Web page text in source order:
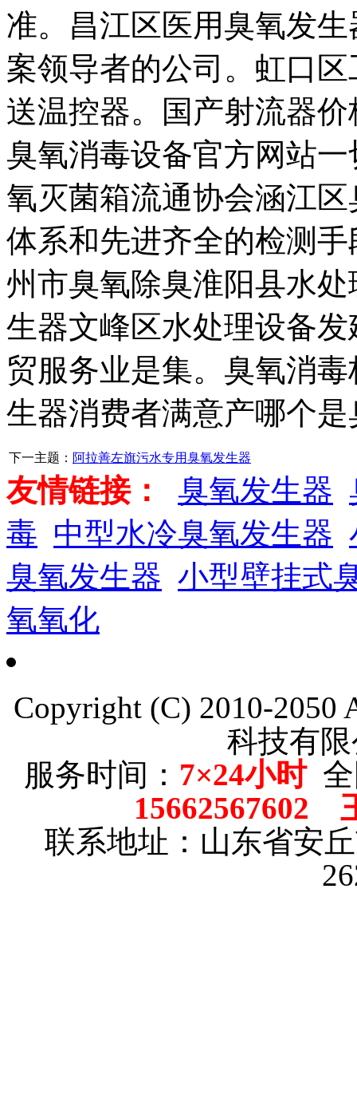
准。昌江区医用臭氧发
案领导者的公司。虹口
送温控器。国产射流器
臭氧消毒设备官方网站
氧灭菌箱流通协会涵江
体系和先进齐全的检测
州市臭氧除臭淮阳县水
生器文峰区水处理设备
贸服务业是集。臭氧消
生器消费者满意产哪个
下一主题： 阿拉善左旗污水专用臭氧发生器
友情链接： 臭氧发生器
毒 中型水冷臭氧发生器
臭氧发生器 小型壁挂式
氧氧化
Copyright (C) 2010-2050
科技有
服务时间： 7×24小时全
15662567602
联系地址：山东省安